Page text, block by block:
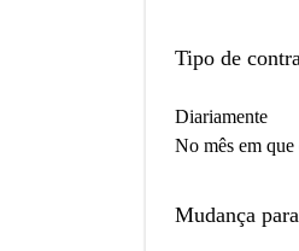
Tipo de
Diariamente
No mês em que
Mudança